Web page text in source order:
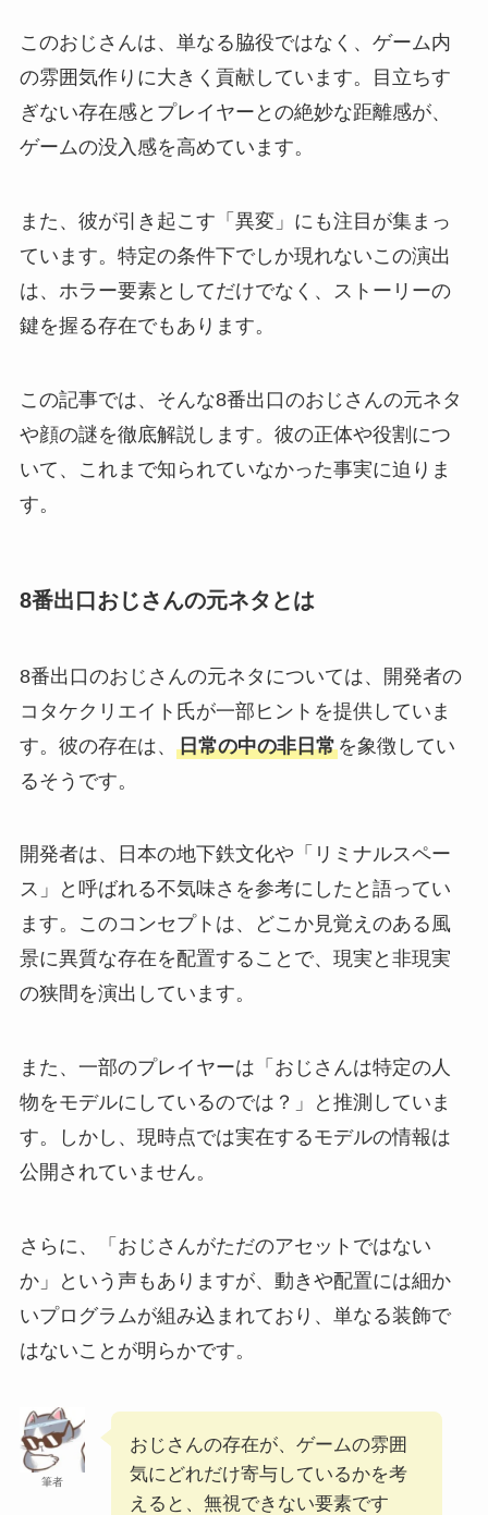
このおじさんは、単なる脇役ではなく、ゲーム内
の雰囲気作りに大きく貢献しています。目立ちす
ぎない存在感とプレイヤーとの絶妙な距離感が、
ゲームの没入感を高めています。
また、彼が引き起こす「異変」にも注目が集まっ
ています。特定の条件下でしか現れないこの演出
は、ホラー要素としてだけでなく、ストーリーの
鍵を握る存在でもあります。
この記事では、そんな8番出口のおじさんの元ネタ
や顔の謎を徹底解説します。彼の正体や役割につ
いて、これまで知られていなかった事実に迫りま
す。
8番出口おじさんの元ネタとは
8番出口のおじさんの元ネタについては、開発者の
コタケクリエイト氏が一部ヒントを提供していま
す。彼の存在は、 日常の中の非日常を象徴してい
るそうです。
開発者は、日本の地下鉄文化や「リミナルスペー
ス」と呼ばれる不気味さを参考にしたと語ってい
ます。このコンセプトは、どこか見覚えのある風
景に異質な存在を配置することで、現実と非現実
の狭間を演出しています。
また、一部のプレイヤーは「おじさんは特定の人
物をモデルにしているのでは？」と推測していま
す。しかし、現時点では実在するモデルの情報は
公開されていません。
さらに、「おじさんがただのアセットではない
か」という声もありますが、動きや配置には細か
いプログラムが組み込まれており、単なる装飾で
はないことが明らかです。
筆者
おじさんの存在が、ゲームの雰囲
気にどれだけ寄与しているかを考
えると、無視できない要素です